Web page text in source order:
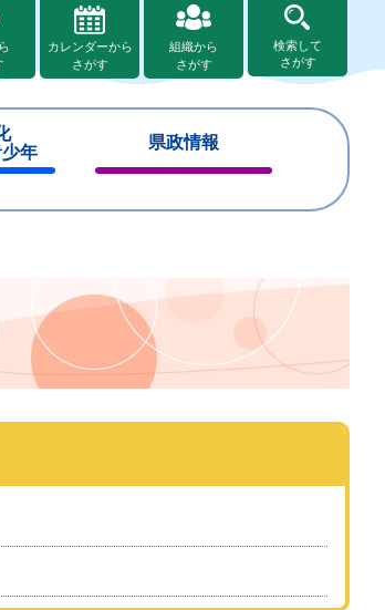
カレンダーから
さがす
組織から
さがす
検索して
さがす
年
県政情報
じ